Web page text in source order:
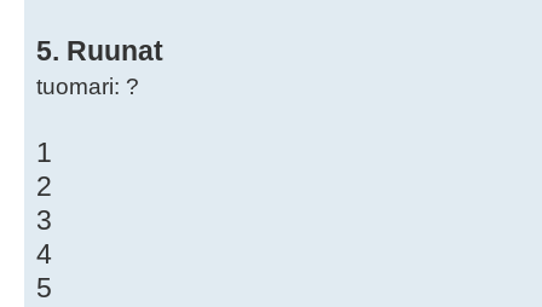
5. Ruunat
tuomari: ?
1
2
3
4
5